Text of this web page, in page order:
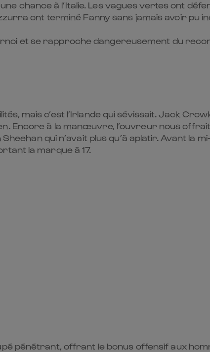
chance à l’Italie. Les vagues vertes ont
ont terminé Fanny sans jamais avoir pu
et se rapproche dangereusement du
mais c’est l’Irlande qui sévissait. Jack
Encore à la manœuvre, l’ouvreur nous
qui n’avait plus qu’à aplatir. Avant la
la marque à 17.
pénétrant, offrant le bonus offensif aux